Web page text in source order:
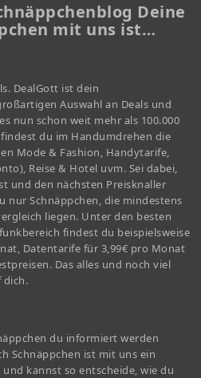
Deine
mit uns ist…
DealGott ist dein
Auswahl an Deals und
nun schon weit mehr als 100.000
du im Handumdrehen die
Mode & Fashion, Handytarife,
Reise & Hotel uvm. Sei dabei,
und den nächsten Preisknaller
nur Schnäppchen, die mindestens
liegen. Unter den besten
findest du beispielsweise
Datentarife für 3,99€ pro Monat
Das alles und noch viel
dich.
du informiert werden
Schnäppchen ist mit uns ein
kannst so entscheide, wie du